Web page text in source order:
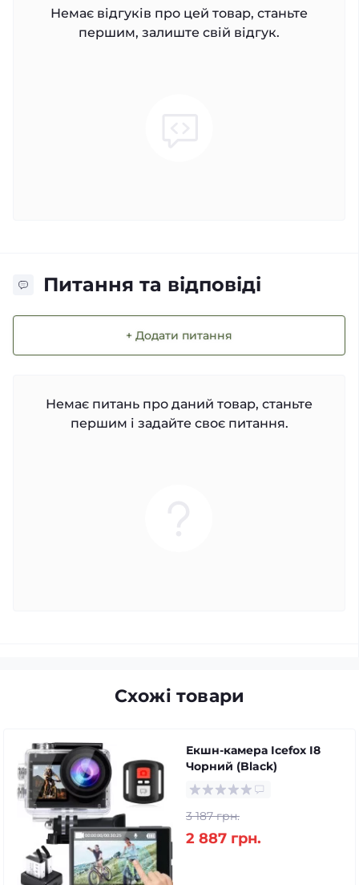
Немає відгуків про цей товар, станьте
першим, залиште свій відгук.
Питання та відповіді
+ Додати питання
Немає питань про даний товар, станьте
першим і задайте своє питання.
Схожі товари
Екшн-камера Icefox I8
Чорний (Black)
3 187 грн.
2 887 грн.